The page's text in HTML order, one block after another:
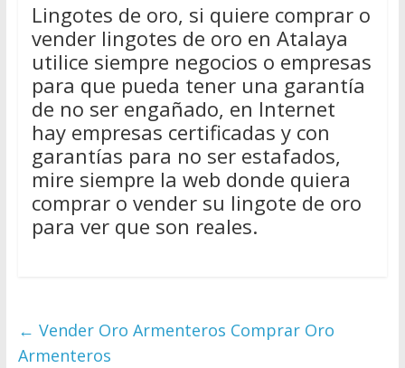
Lingotes de oro, si quiere comprar o
vender lingotes de oro en Atalaya
utilice siempre negocios o empresas
para que pueda tener una garantía
de no ser engañado, en Internet
hay empresas certificadas y con
garantías para no ser estafados,
mire siempre la web donde quiera
comprar o vender su lingote de oro
para ver que son reales.
← Vender Oro Armenteros Comprar Oro
Armenteros